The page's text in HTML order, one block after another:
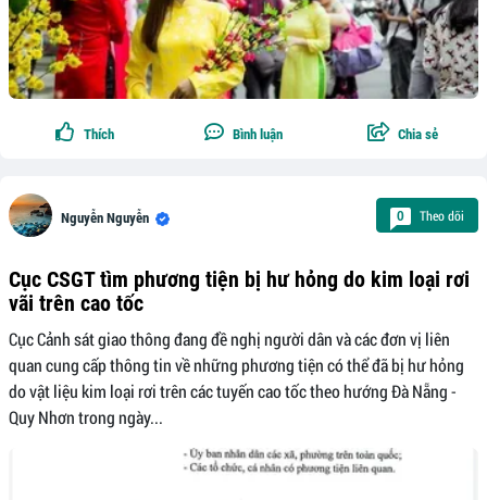
Thích Bình luận Chia sẻ
Nguyễn Nguyễn 0 Theo dõi
Cục CSGT tìm phương tiện bị hư hỏng do kim loại rơi
vãi trên cao tốc
Cục Cảnh sát giao thông đang đề nghị người dân và các đơn vị liên
quan cung cấp thông tin về những phương tiện có thể đã bị hư hỏng
do vật liệu kim loại rơi trên các tuyến cao tốc theo hướng Đà Nẵng -
Quy Nhơn trong ngày...